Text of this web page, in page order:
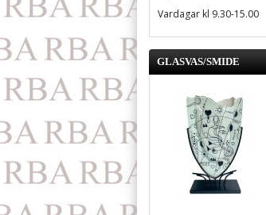
Vardagar kl 9.30-15.00
GLASVAS/SMIDE